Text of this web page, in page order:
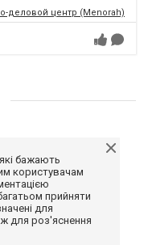
деловой центр (Menorah)
бажають
користувачам
прийняти
для
для роз'яснення